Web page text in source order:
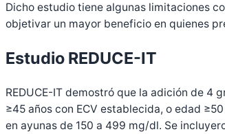
Dicho estudio tiene algunas limitaciones
objetivar un mayor beneficio en quienes
Estudio REDUCE-IT
REDUCE-IT demostró que la adición de 4
≥45 años con ECV establecida, o edad
en ayunas de 150 a 499 mg/dl. Se